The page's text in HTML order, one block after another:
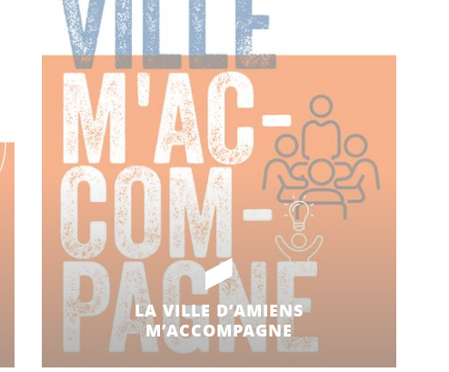
LA VILLE D’AMIENS
M’ACCOMPAGNE